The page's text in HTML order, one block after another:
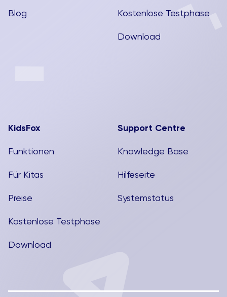
Blog Kostenlose Testphase
Download
KidsFox
Funktionen
Für Kitas
Preise
Kostenlose Testphase
Download
Support Centre
Knowledge Base
Hilfeseite
Systemstatus